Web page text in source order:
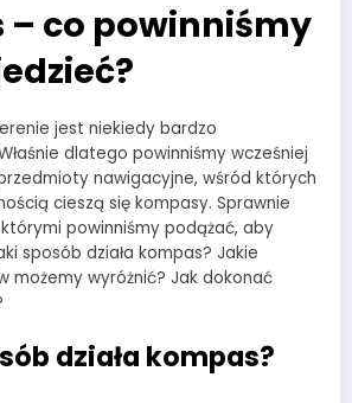
– co powinniśmy
jest niekiedy bardzo
dlatego powinniśmy wcześniej
nawigacyjne, wśród których
cieszą się kompasy. Sprawnie
powinniśmy podążać, aby
sposób działa kompas? Jakie
możemy wyróżnić? Jak dokonać
działa kompas?